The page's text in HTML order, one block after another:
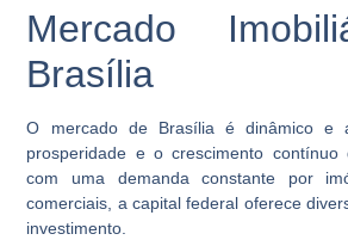
Mercado
Brasília
O mercado de Brasília é dinâmico e
prosperidade e o crescimento
com uma demanda constante por
comerciais, a capital federal oferece
investimento.